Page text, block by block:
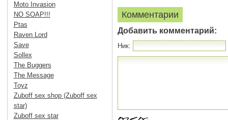
Комментарии
Добавить комментарий:
Ник:
Moto Invasion
NO SOAP!!!
Ptas
Raven Lord
Save
Sollex
The Buggers
The Message
Toyz
Zuboff sex shop (Zuboff sex
star)
Zuboff sex star